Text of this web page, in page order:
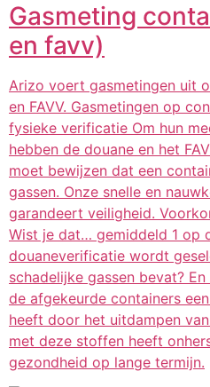
Gasmeting
en favv)
Arizo voert gasmetingen uit
en FAVV. Gasmetingen op
fysieke verificatie Om hun
hebben de douane en het
moet bewijzen dat een
gassen. Onze snelle en
garandeert veiligheid.
Wist je dat… gemiddeld 1 op
douaneverificatie wordt
schadelijke gassen bevat?
de afgekeurde containers
heeft door het uitdampen
met deze stoffen heeft
gezondheid op lange termijn.